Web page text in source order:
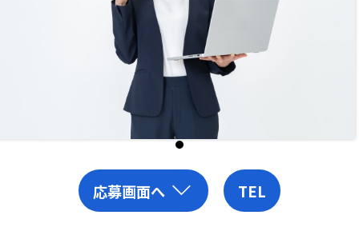
応募画面へ TEL